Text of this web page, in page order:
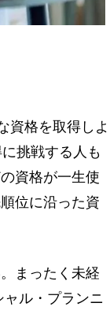
資格を取得しよ
挑戦する人も
資格が一生使
位に沿った資
まったく未経
ル・プランニ